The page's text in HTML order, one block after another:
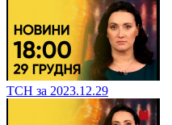
ТСН за 2023.12.29